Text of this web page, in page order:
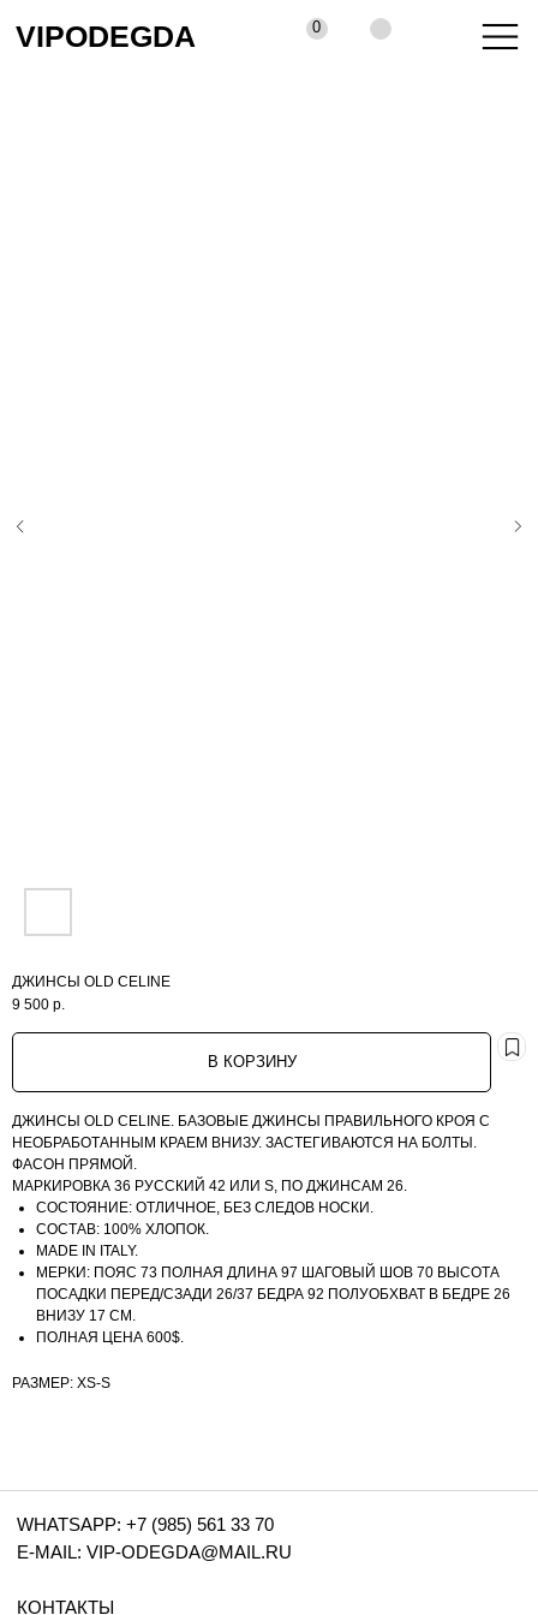
VIPODEGDA
ДЖИНСЫ OLD CELINE
9 500 р.
В КОРЗИНУ
ДЖИНСЫ OLD CELINE. БАЗОВЫЕ ДЖИНСЫ ПРАВИЛЬНОГО КРОЯ С
НЕОБРАБОТАННЫМ КРАЕМ ВНИЗУ. ЗАСТЕГИВАЮТСЯ НА БОЛТЫ.
ФАСОН ПРЯМОЙ.
МАРКИРОВКА 36 РУССКИЙ 42 ИЛИ S, ПО ДЖИНСАМ 26.
СОСТОЯНИЕ: ОТЛИЧНОЕ, БЕЗ СЛЕДОВ НОСКИ.
СОСТАВ: 100% ХЛОПОК.
MADE IN ITALY.
МЕРКИ: ПОЯС 73 ПОЛНАЯ ДЛИНА 97 ШАГОВЫЙ ШОВ 70 ВЫСОТА
ПОСАДКИ ПЕРЕД/СЗАДИ 26/37 БЕДРА 92 ПОЛУОБХВАТ В БЕДРЕ 26
ВНИЗУ 17 СМ.
ПОЛНАЯ ЦЕНА 600$.
РАЗМЕР: XS-S
WHATSAPP: +7 (985) 561 33 70
КОНТАКТЫ
ПОЛИТИКА КОНФИДЕНЦИАЛЬНОСТИ
ПУБЛИЧНАЯ ОФЕРТА